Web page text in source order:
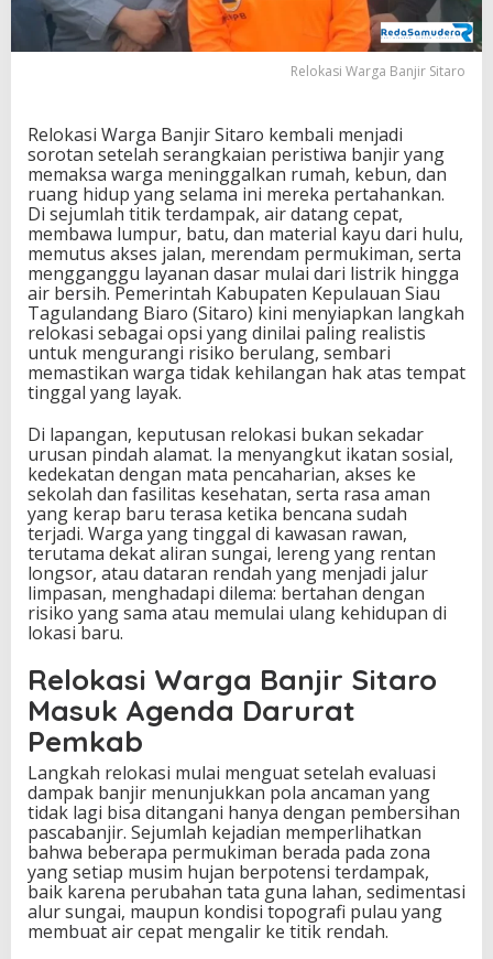
t
a
r
e
m
k
a
b
S
i
a
p
k
a
n
H
u
i
a
n
A
m
a
n
!
Relokasi Warga Banjir Sitaro
Relokasi Warga Banjir Sitaro kembali menjadi
sorotan setelah serangkaian peristiwa banjir yang
memaksa warga meninggalkan rumah, kebun, dan
ruang hidup yang selama ini mereka pertahankan.
Di sejumlah titik terdampak, air datang cepat,
membawa lumpur, batu, dan material kayu dari hulu,
memutus akses jalan, merendam permukiman, serta
mengganggu layanan dasar mulai dari listrik hingga
air bersih. Pemerintah Kabupaten Kepulauan Siau
Tagulandang Biaro (Sitaro) kini menyiapkan langkah
relokasi sebagai opsi yang dinilai paling realistis
untuk mengurangi risiko berulang, sembari
memastikan warga tidak kehilangan hak atas tempat
tinggal yang layak.
Di lapangan, keputusan relokasi bukan sekadar
urusan pindah alamat. Ia menyangkut ikatan sosial,
kedekatan dengan mata pencaharian, akses ke
sekolah dan fasilitas kesehatan, serta rasa aman
yang kerap baru terasa ketika bencana sudah
terjadi. Warga yang tinggal di kawasan rawan,
terutama dekat aliran sungai, lereng yang rentan
longsor, atau dataran rendah yang menjadi jalur
limpasan, menghadapi dilema: bertahan dengan
risiko yang sama atau memulai ulang kehidupan di
lokasi baru.
Relokasi Warga Banjir Sitaro
Masuk Agenda Darurat
Pemkab
Langkah relokasi mulai menguat setelah evaluasi
dampak banjir menunjukkan pola ancaman yang
tidak lagi bisa ditangani hanya dengan pembersihan
pascabanjir. Sejumlah kejadian memperlihatkan
bahwa beberapa permukiman berada pada zona
yang setiap musim hujan berpotensi terdampak,
baik karena perubahan tata guna lahan, sedimentasi
alur sungai, maupun kondisi topografi pulau yang
membuat air cepat mengalir ke titik rendah.